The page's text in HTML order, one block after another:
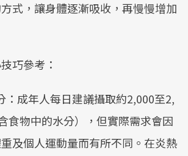
式，讓身體逐漸吸收，再慢慢增加
巧參考：
：成年人每日建議攝取約2,000至2,
食物中的水分），但實際需求會因
及個人運動量而有所不同。在炎熱